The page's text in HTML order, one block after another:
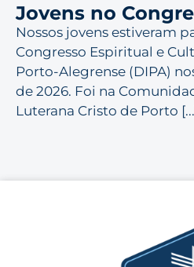
Jovens no
Nossos jovens estiveram
Congresso Espiritual e
Porto-Alegrense (DIPA)
de 2026. Foi na
Luterana Cristo de Porto